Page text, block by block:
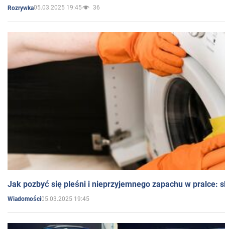
Rozrywka05.03.2025 19:45 36
Jak pozbyć się pleśni i nieprzyjemnego zapachu w pralce:
Wiadomości05.03.2025 19:45